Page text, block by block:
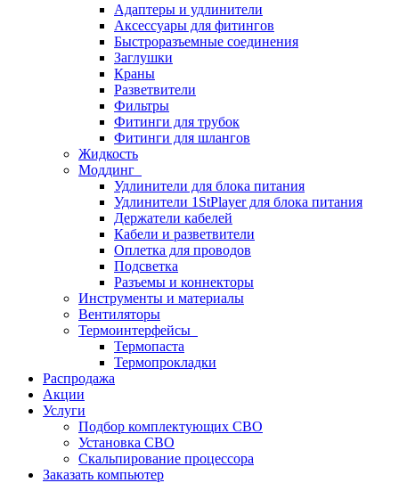
Адаптеры и удлинители
Аксессуары для фитингов
Быстроразъемные соединения
Заглушки
Краны
Разветвители
Фильтры
Фитинги для трубок
Фитинги для шлангов
Жидкость
Моддинг
Удлинители для блока питания
Удлинители 1StPlayer для блока питания
Держатели кабелей
Кабели и разветвители
Оплетка для проводов
Подсветка
Разъемы и коннекторы
Инструменты и материалы
Вентиляторы
Термоинтерфейсы
Термопаста
Термопрокладки
Распродажа
Акции
Услуги
Подбор комплектующих СВО
Установка СВО
Скальпирование процессора
Заказать компьютер